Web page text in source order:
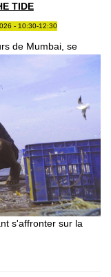
TIDE
- 10:30-12:30
de Mumbai, se
s'affronter sur la